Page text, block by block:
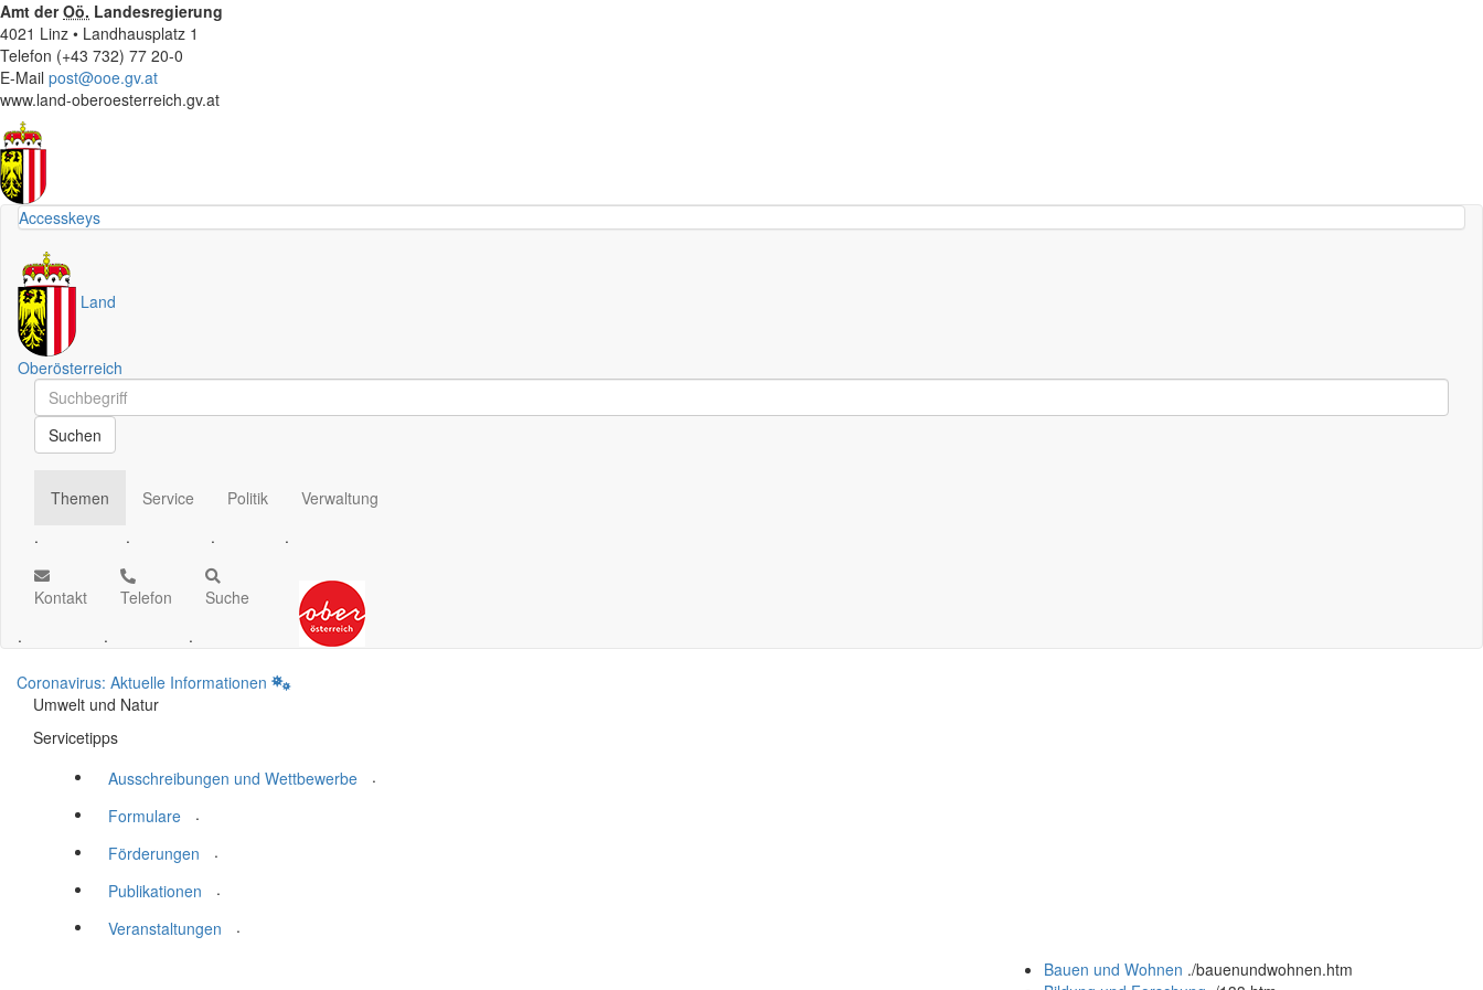
Amt derOö. Landesregierung
4021 Linz • Landhausplatz 1
Telefon (+43 732) 77 20-0
E-Mail post@ooe.gv.at
www.land-oberoesterreich.gv.at
Accesskeys
Land
Oberösterreich
Schnellsuche
Schnellsuche
Suchen
Themen
.
Service
.
Politik
.
Verwaltung
.
Kontakt
.
Telefon
.
Suche
.
Coronavirus: Aktuelle Informationen
Umwelt und Natur
Servicetipps
Ausschreibungen und Wettbewerbe
.
Formulare
.
Förderungen
.
Publikationen
.
Veranstaltungen
.
Bauen und Wohnen ./bauenundwohnen.htm